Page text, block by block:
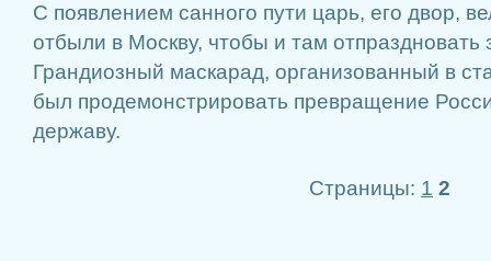
С появлением санного пути царь, его двор,
отбыли в Москву, чтобы и там отпраздновать
Грандиозный маскарад, организованный в
был продемонстрировать превращение
державу.
Страницы: 1 2